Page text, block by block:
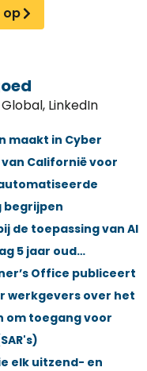
op
LinkedIn
maakt in Cyber
Californië voor
begrijpen
de toepassing van AI
5 jaar oud…
Office publiceert
werkgevers over het
om toegang voor
elk uitzend- en